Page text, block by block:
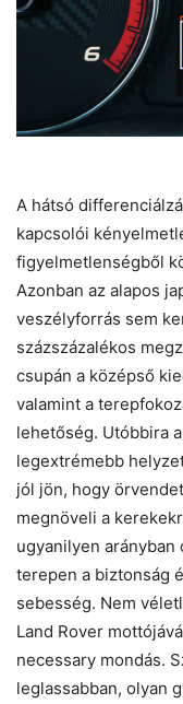
A hátsó
kapcsolói
figyelmetlenségből
Azonban az alapos
veszélyforrás sem
százszázalékos
csupán a középső
valamint a
lehetőség. Utóbbira
legextrémebb
jól jön, hogy
megnöveli a
ugyanilyen
terepen a biztonság
sebesség. Nem
Land Rover
necessary mondás.
leglassabban, olyan